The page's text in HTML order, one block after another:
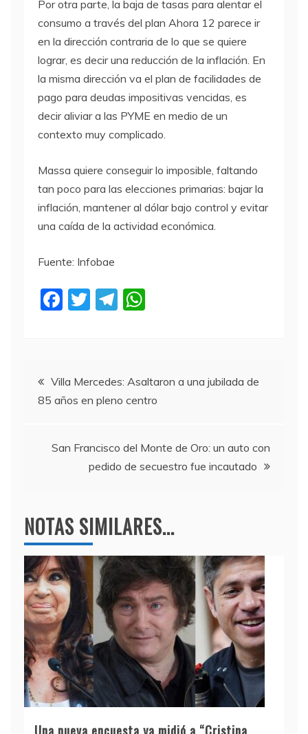
Por otra parte, la baja de tasas para alentar el
consumo a través del plan Ahora 12 parece ir
en la dirección contraria de lo que se quiere
lograr, es decir una reducción de la inflación. En
la misma dirección va el plan de facilidades de
pago para deudas impositivas vencidas, es
decir aliviar a las PYME en medio de un
contexto muy complicado.
Massa quiere conseguir lo imposible, faltando
tan poco para las elecciones primarias: bajar la
inflación, mantener al dólar bajo control y evitar
una caída de la actividad económica.
Fuente: Infobae
F
b
o
k
T
T
a
m
A
p
Navegación
de
entradas
Villa Mercedes: Asaltaron a una jubilada de
85 años en pleno centro
San Francisco del Monte de Oro: un auto con
pedido de secuestro fue incautado
NOTAS SIMILARES...